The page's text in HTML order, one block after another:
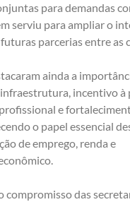
para demandas
serviu para ampliar o
parcerias entre as
ainda a
incentivo à
e
o papel essencial
de emprego, renda e
compromisso das